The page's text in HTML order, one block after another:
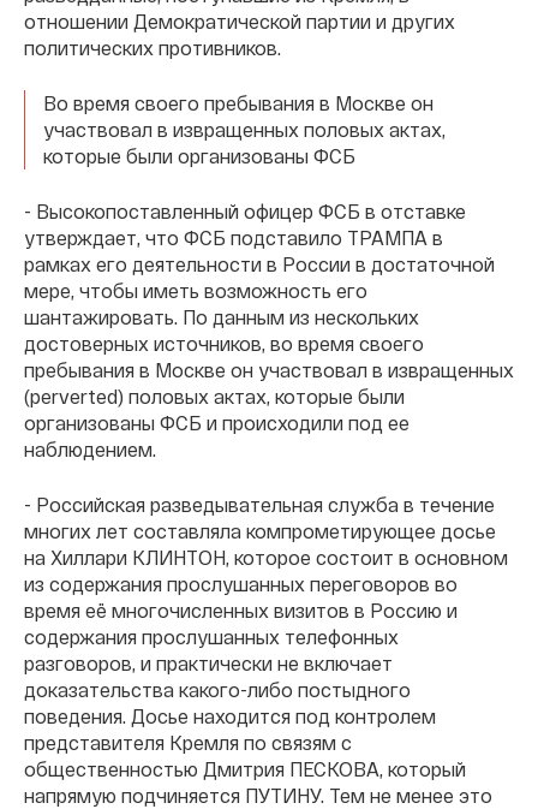
отношении Демократической партии и других
политических противников.
Во время своего пребывания в Москве он
участвовал в извращенных половых актах,
которые были организованы ФСБ
- Высокопоставленный офицер ФСБ в отставке
утверждает, что ФСБ подставило ТРАМПА в
рамках его деятельности в России в достаточной
мере, чтобы иметь возможность его
шантажировать. По данным из нескольких
достоверных источников, во время своего
пребывания в Москве он участвовал в извращенных
(perverted) половых актах, которые были
организованы ФСБ и происходили под ее
наблюдением.
- Российская разведывательная служба в течение
многих лет составляла компрометирующее досье
на Хиллари КЛИНТОН, которое состоит в основном
из содержания прослушанных переговоров во
время её многочисленных визитов в Россию и
содержания прослушанных телефонных
разговоров, и практически не включает
доказательства какого-либо постыдного
поведения. Досье находится под контролем
представителя Кремля по связям с
общественностью Дмитрия ПЕСКОВА, который
напрямую подчиняется ПУТИНУ. Тем не менее это